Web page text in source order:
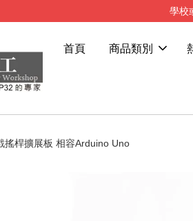
學校
首頁 商品類別
搖桿擴展板 相容Arduino Uno